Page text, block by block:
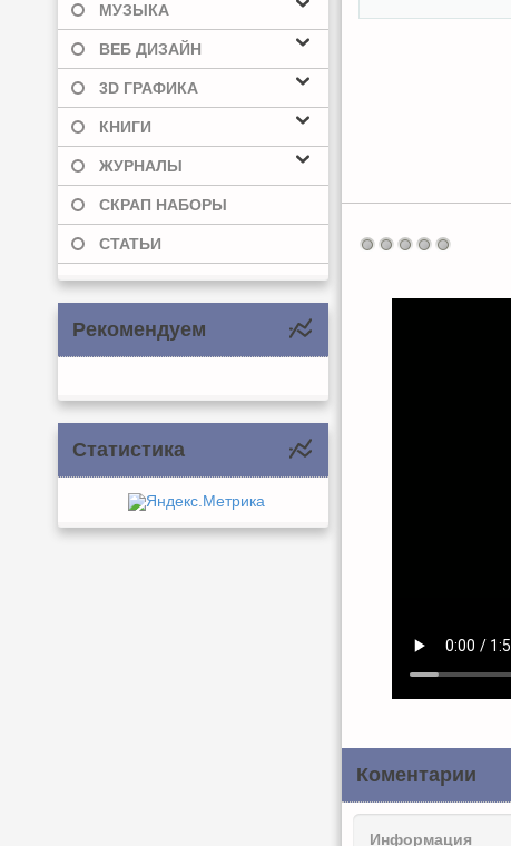
МУЗЫКА
ВЕБ ДИЗАЙН
3D ГРАФИКА
КНИГИ
ЖУРНАЛЫ
СКРАП НАБОРЫ
СТАТЬИ
Рекомендуем
Статистика
Коментарии
Информация